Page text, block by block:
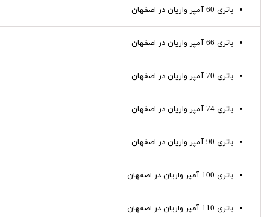
باتری 60 آمپر واریان در اصفهان
باتری 66 آمپر واریان در اصفهان
باتری 70 آمپر واریان در اصفهان
باتری 74 آمپر واریان در اصفهان
باتری 90 آمپر واریان در اصفهان
باتری 100 آمپر واریان در اصفهان
باتری 110 آمپر واریان در اصفهان